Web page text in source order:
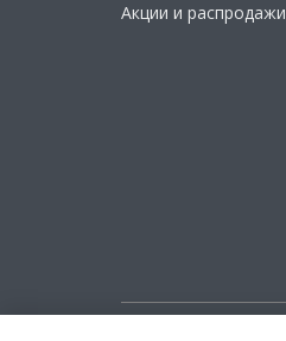
Акции и распродажи